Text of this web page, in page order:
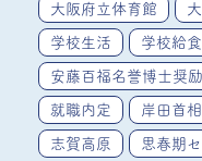
大阪府立体育館
学校生活 学校給
安藤百福名誉博士奨
就職内定 岸田首相
志賀高原 思春期セ